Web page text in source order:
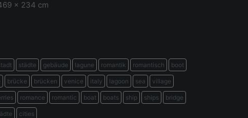
x 234 cm
städte gebäude lagune romantik romantisch boot
brücke brücken venice italy lagoon sea village
romance romantic boat boats ship ships bridge
cities